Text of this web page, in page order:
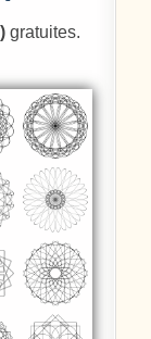
gratuites.